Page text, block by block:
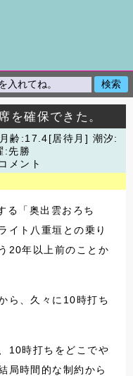
を確保できた。
月齢:17.4[居待月] 潮汐:
:先勝
メント
る「奥出雲おろち
イト八重垣との乗り
20年以上前のことか
ら、久々に10時打ち
10時打ちをどこでや
局時間的な制約から